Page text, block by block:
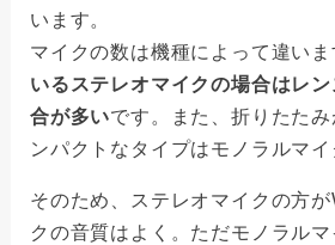
います。
マイクの数は機種によって違いま
いるステレオマイクの場合はレ
合が多いです。また、折りたた
ンパクトなタイプはモノラルマイ
そのため、ステレオマイクの方
クの音質はよく。ただモノラル